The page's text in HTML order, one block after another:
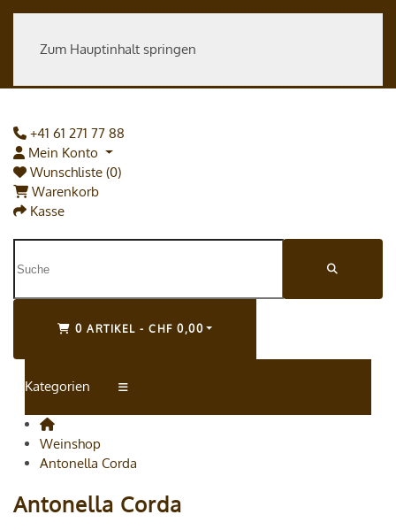
Zum Hauptinhalt springen
+41 61 271 77 88
Mein Konto
Wunschliste (0)
Warenkorb
Kasse
0 ARTIKEL - CHF 0,00
Kategorien
Weinshop
Antonella Corda
Antonella Corda